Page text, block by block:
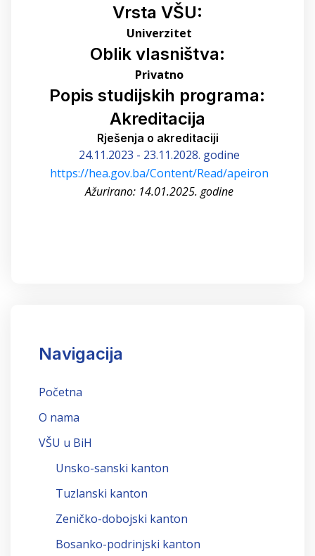
Vrsta VŠU:
Univerzitet
Oblik vlasništva:
Privatno
Popis studijskih programa:
Akreditacija
Rješenja o akreditaciji
24.11.2023 - 23.11.2028. godine
https://hea.gov.ba/Content/Read/apeiron
Ažurirano: 14.01.2025. godine
Navigacija
Početna
O nama
VŠU u BiH
Unsko-sanski kanton
Tuzlanski kanton
Zeničko-dobojski kanton
Bosanko-podrinjski kanton